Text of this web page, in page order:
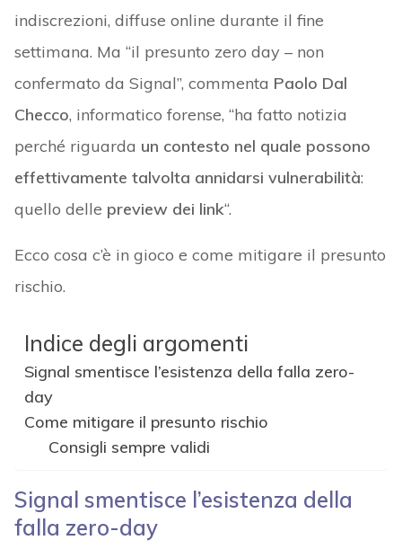
indiscrezioni, diffuse online durante il fine
settimana. Ma “il presunto zero day – non
confermato da Signal”, commenta Paolo Dal
Checco, informatico forense, “ha fatto notizia
perché riguarda un contesto nel quale possono
effettivamente talvolta annidarsi vulnerabilità:
quello delle preview dei link“.
Ecco cosa c’è in gioco e come mitigare il presunto
rischio.
Indice degli argomenti
Signal smentisce l’esistenza della falla zero-
day
Come mitigare il presunto rischio
Consigli sempre validi
Signal smentisce l’esistenza della
falla zero-day